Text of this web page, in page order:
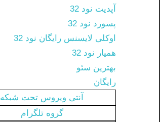
آپدیت نود 32
پسورد نود 32
اوکلی لایسنس رایگان نود 32
همیار نود 32
بهترین سئو
رایگان
آنتی ویروس تحت شبکه
گروه تلگرام